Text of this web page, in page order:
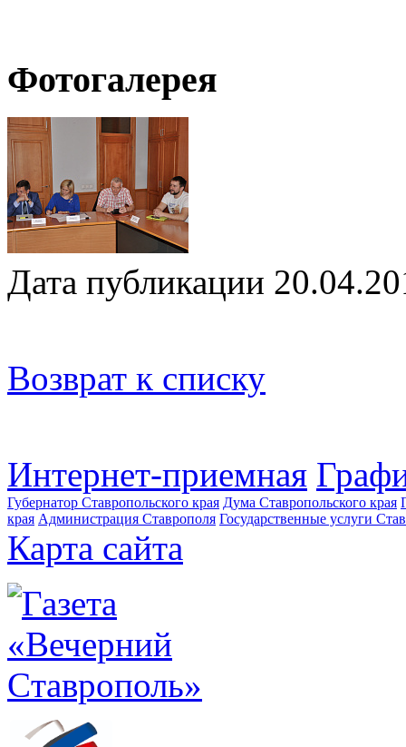
Фотогалерея
Дата публикации
Возврат к списку
Интернет-приемная
Губернатор Ставропольского края Дума Ставропольского края
края Администрация Ставрополя Государственные услуги
Карта сайта